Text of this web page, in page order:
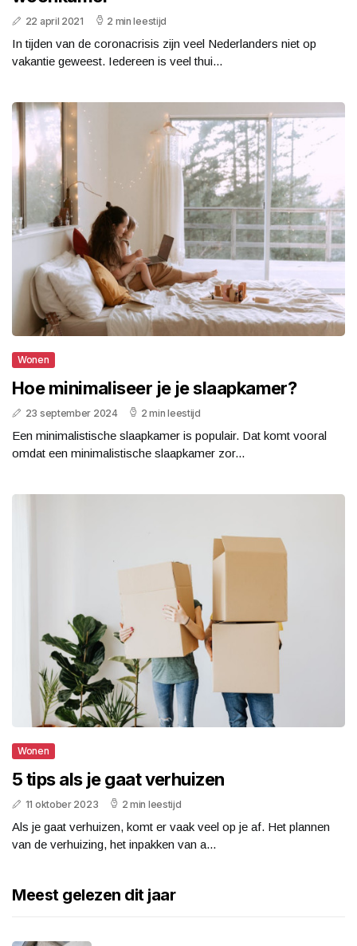
22 april 2021 2 min leestijd
In tijden van de coronacrisis zijn veel Nederlanders niet op
vakantie geweest. Iedereen is veel thui...
Wonen
Hoe minimaliseer je je slaapkamer?
23 september 2024 2 min leestijd
Een minimalistische slaapkamer is populair. Dat komt vooral
omdat een minimalistische slaapkamer zor...
Wonen
5 tips als je gaat verhuizen
11 oktober 2023 2 min leestijd
Als je gaat verhuizen, komt er vaak veel op je af. Het plannen
van de verhuizing, het inpakken van a...
Meest gelezen dit jaar